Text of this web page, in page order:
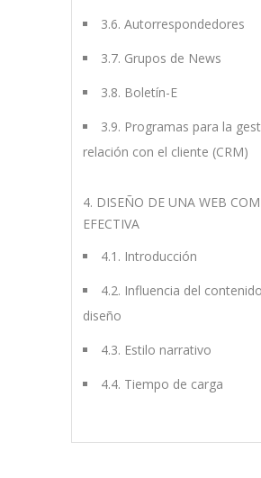
3.6. Autorrespondedores
3.7. Grupos de News
3.8. Boletín-E
3.9. Programas para la
relación con el cliente (CRM)
4. DISEÑO DE UNA WEB
EFECTIVA
4.1. Introducción
4.2. Influencia del
diseño
4.3. Estilo narrativo
4.4. Tiempo de carga